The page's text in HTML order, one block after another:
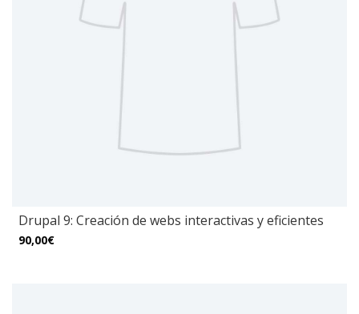
Drupal 9: Creación de webs interactivas y eficientes
90,00€